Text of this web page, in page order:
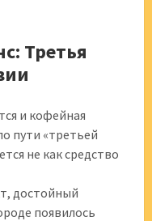
Третья
и кофейная
пути «третьей
не как средство
достойный
появилось